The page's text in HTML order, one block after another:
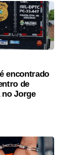
encontrado
de
no Jorge